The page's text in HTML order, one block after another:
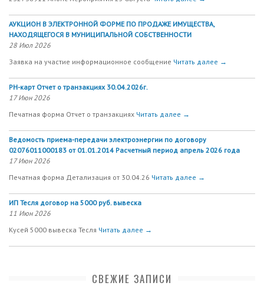
АУКЦИОН В ЭЛЕКТРОННОЙ ФОРМЕ ПО ПРОДАЖЕ ИМУЩЕСТВА,
НАХОДЯЩЕГОСЯ В МУНИЦИПАЛЬНОЙ СОБСТВЕННОСТИ
28 Июл 2026
Заявка на участие информационное сообщение Читать далее →
РН-карт Отчет о транзакциях 30.04.2026г.
17 Июн 2026
Печатная форма Отчет о транзакциях Читать далее →
Ведомость приема-передачи электроэнергии по договору
02076011000183 от 01.01.2014 Расчетный период апрель 2026 года
17 Июн 2026
Печатная форма Детализация от 30.04.26 Читать далее →
ИП Тесля договор на 5000 руб. вывеска
11 Июн 2026
Кусей 5000 вывеска Тесля Читать далее →
СВЕЖИЕ ЗАПИСИ